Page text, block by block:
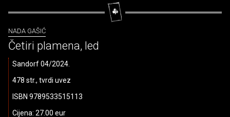
NADA GAŠIĆ
Četiri plamena, led
Sandorf 04/2024.
478 str., tvrdi uvez
ISBN 9789533515113
Cijena: 27.00 eur